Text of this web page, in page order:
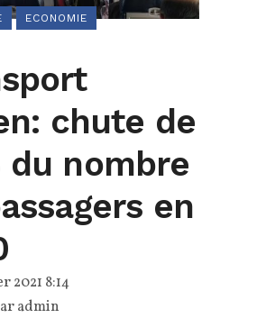
ECONOMIE
chute de
du nombre
en
2021 8:14
admin